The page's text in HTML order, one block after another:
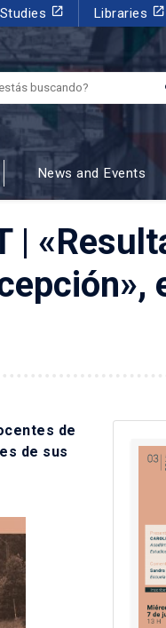
launch Libraries launch
¿Qué estás
News and Events
|
de
de sus